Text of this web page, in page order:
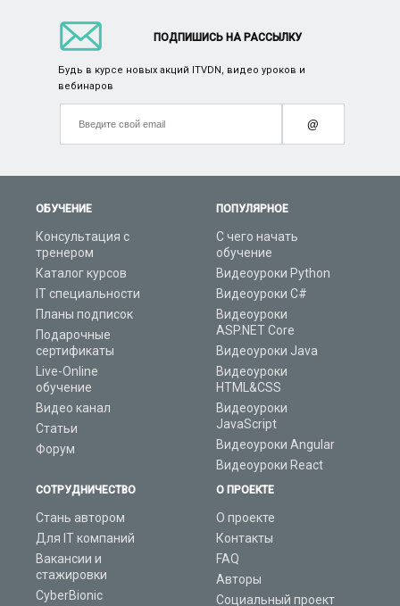
ОБУЧЕНИЕ
Консультация с
тренером
Каталог курсов
IT специальности
Планы подписок
Подарочные
сертификаты
Live-Online
обучение
Видео канал
Статьи
Форум
ПОПУЛЯРНОЕ
С чего начать
обучение
Видеоуроки Python
Видеоуроки C#
Видеоуроки
ASP.NET Core
Видеоуроки Java
Видеоуроки
HTML&CSS
Видеоуроки
JavaScript
Видеоуроки Angular
Видеоуроки React
СОТРУДНИЧЕСТВО
Стань автором
Для IT компаний
Вакансии и
стажировки
CyberBionic
О ПРОЕКТЕ
О проекте
Контакты
FAQ
Авторы
Социальный проект
ПОДПИШИСЬ НА РАССЫЛКУ
Будь в курсе новых акций ITVDN, видео уроков и
вебинаров
@